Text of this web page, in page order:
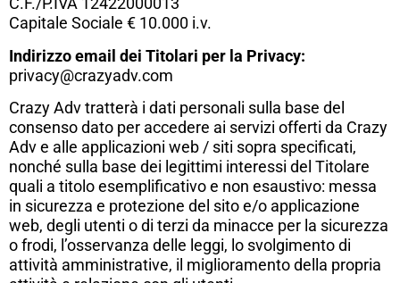
Capitale Sociale € 10.000 i.v.
Indirizzo email dei Titolari per la Privacy:
privacy@crazyadv.com
Crazy Adv tratterà i dati personali sulla base del
consenso dato per accedere ai servizi offerti da Crazy
Adv e alle applicazioni web / siti sopra specificati,
nonché sulla base dei legittimi interessi del Titolare
quali a titolo esemplificativo e non esaustivo: messa
in sicurezza e protezione del sito e/o applicazione
web, degli utenti o di terzi da minacce per la sicurezza
o frodi, l’osservanza delle leggi, lo svolgimento di
attività amministrative, il miglioramento della propria